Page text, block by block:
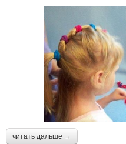
читать дальше →